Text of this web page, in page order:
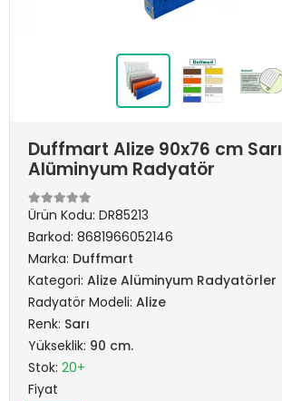
Duffmart Alize 90x76 cm Sarı
Alüminyum Radyatör
Ürün Kodu: DR85213
Barkod: 8681966052146
Marka: Duffmart
Kategori: Alize Alüminyum Radyatörler
Radyatör Modeli: Alize
Renk: Sarı
Yükseklik: 90 cm.
Stok: 20+
Fiyat